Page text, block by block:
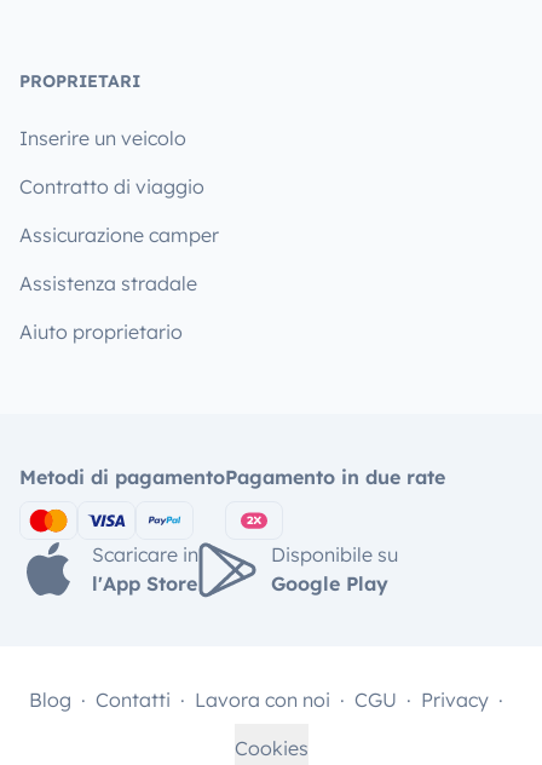
PROPRIETARI
Inserire un veicolo
Contratto di viaggio
Assicurazione camper
Assistenza stradale
Aiuto proprietario
Metodi di pagamentoPagamento in due rate
Scaricare in
l'App Store
Disponibile su
Google Play
Blog Contatti Lavora con noi CGU
Privacy
Cookies